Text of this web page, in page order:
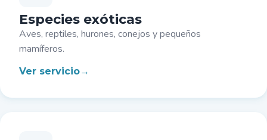
Especies exóticas
Aves, reptiles, hurones, conejos y pequeños
mamíferos.
Ver servicio